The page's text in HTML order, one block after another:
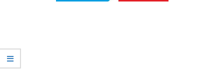
надання адміністративних послуг Бучацької РДА